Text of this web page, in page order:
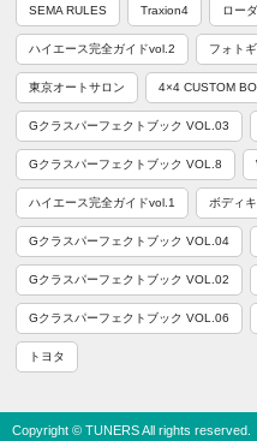
SEMA RULES Traxion4 ロー
ハイエース完全ガイドvol.2 フォト
東京オートサロン 4×4 CUSTOM
Gクラスパーフェクトブック VOL.03
Gクラスパーフェクトブック VOL.8
ハイエース完全ガイドvol.1 ボディ
Gクラスパーフェクトブック VOL.04
Gクラスパーフェクトブック VOL.02
Gクラスパーフェクトブック VOL.06
トヨタ
Copyright © TUNERS All rights reserved.